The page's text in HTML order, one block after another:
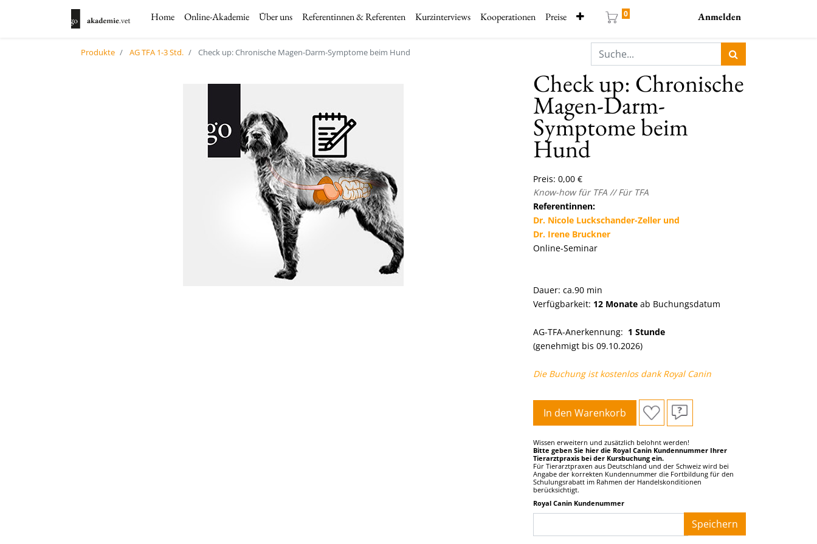
Home Online-Akademie Über uns Referentinnen & Referenten Kurzinterviews Kooperationen Preise 0 Anmelden
Produkte AG TFA 1-3 Std. Check up: Chronische Magen-Darm-Symptome beim Hund
Check up: Chronische
Magen-Darm-
Symptome beim
Hund
Preis: 0,00 €
Know-how für TFA // Für TFA
Referentinnen:
Dr. Nicole Luckschander-Zeller und
Dr. Irene Bruckner
Online-Seminar
Dauer: ca.90 min
Verfügbarkeit: 12 Monate ab Buchungsdatum
AG-TFA-Anerkennung: 1 Stunde
(genehmigt bis 09.10.2026)
Die Buchung ist kostenlos dank Royal Canin
In den Warenkorb
Wissen erweitern und zusätzlich belohnt werden!
Bitte geben Sie hier die Royal Canin Kundennummer Ihrer
Tierarztpraxis bei der Kursbuchung ein.
Für Tierarztpraxen aus Deutschland und der Schweiz wird bei
Angabe der korrekten Kundennummer die Fortbildung für den
Schulungsrabatt im Rahmen der Handelskonditionen
berücksichtigt.
Royal Canin Kundenummer
Speichern